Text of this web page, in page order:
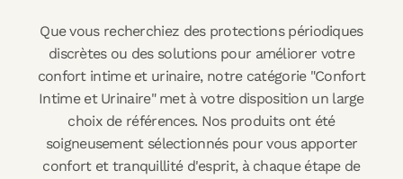
Que vous recherchiez des protections périodiques
discrètes ou des solutions pour améliorer votre
confort intime et urinaire, notre catégorie "Confort
Intime et Urinaire" met à votre disposition un large
choix de références. Nos produits ont été
soigneusement sélectionnés pour vous apporter
confort et tranquillité d'esprit, à chaque étape de